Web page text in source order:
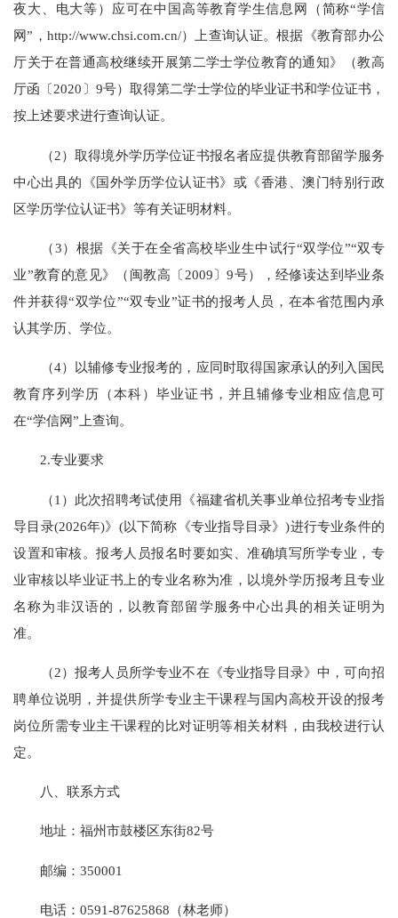
夜大、电大等）应可在中国高等教育学生信息网（简称“学信
网”，http://www.chsi.com.cn/）上查询认证。根据《教育部办公
厅关于在普通高校继续开展第二学士学位教育的通知》（教高
厅函〔2020〕9号）取得第二学士学位的毕业证书和学位证书，
按上述要求进行查询认证。
（2）取得境外学历学位证书报名者应提供教育部留学服务
中心出具的《国外学历学位认证书》或《香港、澳门特别行政
区学历学位认证书》等有关证明材料。
（3）根据《关于在全省高校毕业生中试行“双学位”“双专
业”教育的意见》（闽教高〔2009〕9号），经修读达到毕业条
件并获得“双学位”“双专业”证书的报考人员，在本省范围内承
认其学历、学位。
（4）以辅修专业报考的，应同时取得国家承认的列入国民
教育序列学历（本科）毕业证书，并且辅修专业相应信息可
在“学信网”上查询。
2.专业要求
（1）此次招聘考试使用《福建省机关事业单位招考专业指
导目录(2026年)》(以下简称《专业指导目录》)进行专业条件的
设置和审核。报考人员报名时要如实、准确填写所学专业，专
业审核以毕业证书上的专业名称为准，以境外学历报考且专业
名称为非汉语的，以教育部留学服务中心出具的相关证明为
准。
（2）报考人员所学专业不在《专业指导目录》中，可向招
聘单位说明，并提供所学专业主干课程与国内高校开设的报考
岗位所需专业主干课程的比对证明等相关材料，由我校进行认
定。
八、联系方式
地址：福州市鼓楼区东街82号
邮编：350001
电话：0591-87625868（林老师）